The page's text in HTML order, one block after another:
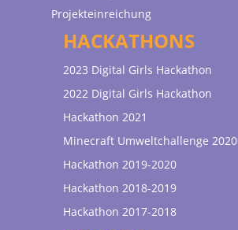
Projekteinreichung
HACKATHONS
2023 Digital Girls Hackathon
2022 Digital Girls Hackathon
Hackathon 2021
Minecraft Umweltchallenge 2020
Hackathon 2019-2020
Hackathon 2018-2019
Hackathon 2017-2018